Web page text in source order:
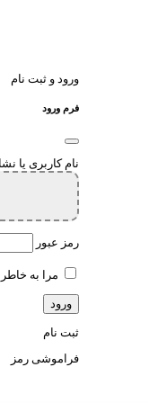
ورود و ثبت نام
فرم ورود
نام کاربری یا
رمز عبور
مرا به
ثبت نام
فراموشی رمز